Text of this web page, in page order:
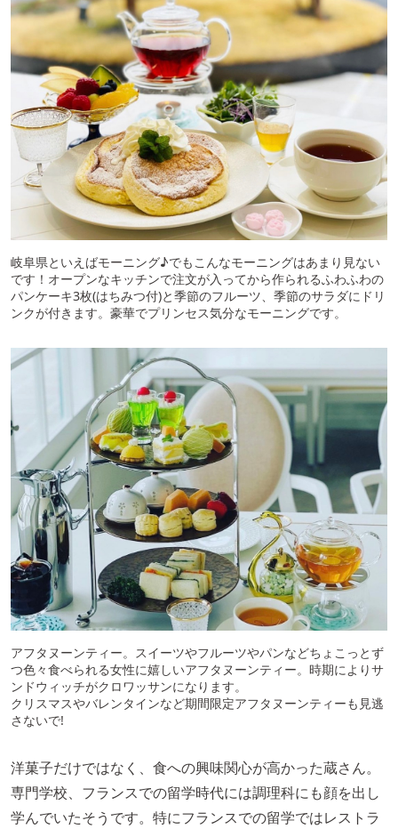
岐阜県といえばモーニング♪でもこんなモーニングはあまり見ない
です！オープンなキッチンで注文が入ってから作られるふわふわの
パンケーキ3枚(はちみつ付)と季節のフルーツ、季節のサラダにドリ
ンクが付きます。豪華でプリンセス気分なモーニングです。
アフタヌーンティー。スイーツやフルーツやパンなどちょこっとず
つ色々食べられる女性に嬉しいアフタヌーンティー。時期によりサ
ンドウィッチがクロワッサンになります。
クリスマスやバレンタインなど期間限定アフタヌーンティーも見逃
さないで!
洋菓子だけではなく、食への興味関心が高かった蔵さん。
専門学校、フランスでの留学時代には調理科にも顔を出し
学んでいたそうです。特にフランスでの留学ではレストラ